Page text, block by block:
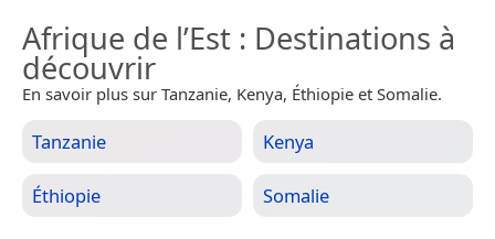
Afrique de l’Est : Destinations à
découvrir
En savoir plus sur Tanzanie, Kenya, Éthiopie et Somalie.
Tanzanie Kenya
Éthiopie Somalie